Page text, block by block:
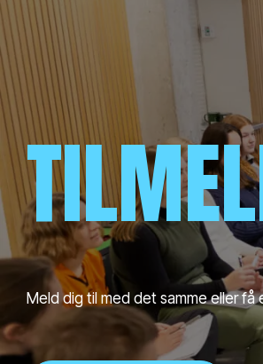
Meld dig til med det samme eller få